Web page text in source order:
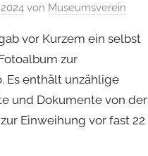
von Museumsverein
vor Kurzem ein selbst
zur
Es enthält unzählige
und Dokumente von der
Einweihung vor fast 22